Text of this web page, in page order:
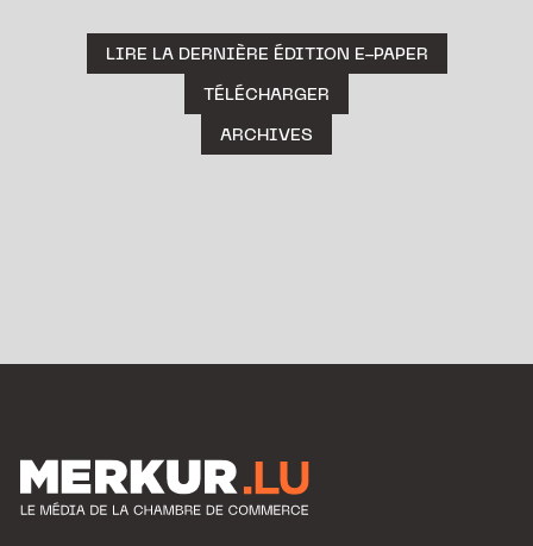
LIRE LA DERNIÈRE ÉDITION E-PAPER
TÉLÉCHARGER
ARCHIVES